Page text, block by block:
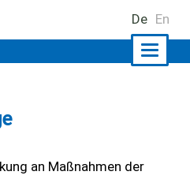
De En
an Maßnahmen der